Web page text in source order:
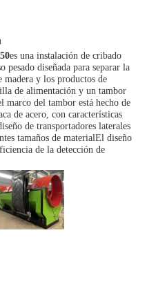
es una instalación de cribado
pesado diseñada para separar la
madera y los productos de
de alimentación y un tambor
del tambor está hecho de
de acero, con características
de transportadores laterales
tamaños de materialEl diseño
de la detección de